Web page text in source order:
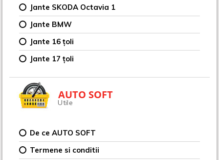
Jante SKODA Octavia 1
Jante BMW
Jante 16 țoli
Jante 17 țoli
AUTO SOFT
Utile
De ce AUTO SOFT
Termene si conditii